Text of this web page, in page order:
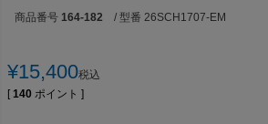
商品番号 164-182 / 型番 26SCH1707-EM
¥15,400税込
[ 140 ポイント ]